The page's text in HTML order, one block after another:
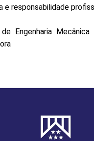
e responsabilidade
Engenharia